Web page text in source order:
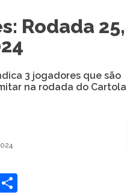
Rodada 25,
3 jogadores que são
na rodada do Cartola